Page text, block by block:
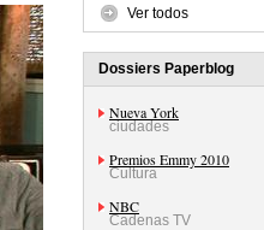
Ver todos
Dossiers Paperblog
Nueva York
ciudades
Premios Emmy 2010
Cultura
NBC
Cadenas TV